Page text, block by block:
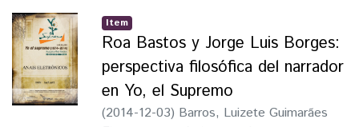
científico como categoria de estruturação
da tradução.
a memória e a mitologia popular, sobretudo
da terra-natal do autor. Desta forma,
conjuga de modo exemplar a inovação
formal e o olhar atento à identidade,
história e
destino da América. Partindo destas
Item
Roa Bastos y Jorge Luis Borges:
perspectiva filosófica del narrador
en Yo, el Supremo
(2014-12-03) Barros, Luizete Guimarães